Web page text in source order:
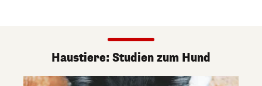
Haustiere: Studien zum Hund